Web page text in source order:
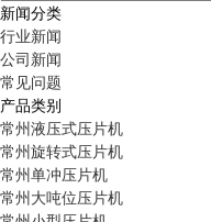
新闻分类
行业新闻
公司新闻
常见问题
产品类别
常州液压式压片机
常州旋转式压片机
常州单冲压片机
常州大吨位压片机